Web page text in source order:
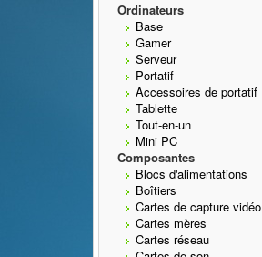
Ordinateurs
Base
Gamer
Serveur
Portatif
Accessoires de portatif
Tablette
Tout-en-un
Mini PC
Composantes
Blocs d'alimentations
Boîtiers
Cartes de capture vidéo
Cartes mères
Cartes réseau